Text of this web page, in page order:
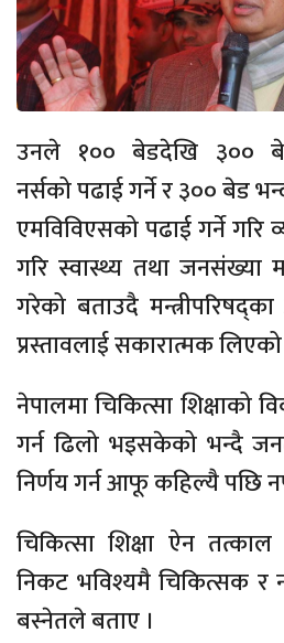
उनले १०० बेडदेखि ३००
नर्सको पढाई गर्ने र ३०० बेड
एमविविएसको पढाई गर्ने गरि
गरि स्वास्थ्य तथा जनसंख्या
गरेको बताउदै
प्रस्तावलाई सकारात्मक
नेपालमा चिकित्सा शिक्षाको
गर्न ढिलो भइसकेको भन्दै
निर्णय गर्न आफू कहिल्यै पछि
चिकित्सा शिक्षा ऐन
निकट भविश्यमै चिकित्सक र
बस्नेतले बताए ।